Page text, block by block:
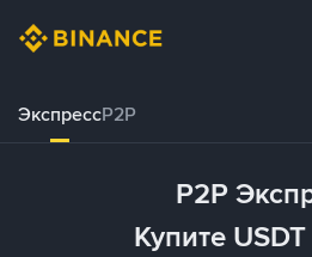
ЭкспрессP2P
P2P
Купите